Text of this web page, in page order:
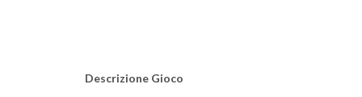
Descrizione Gioco